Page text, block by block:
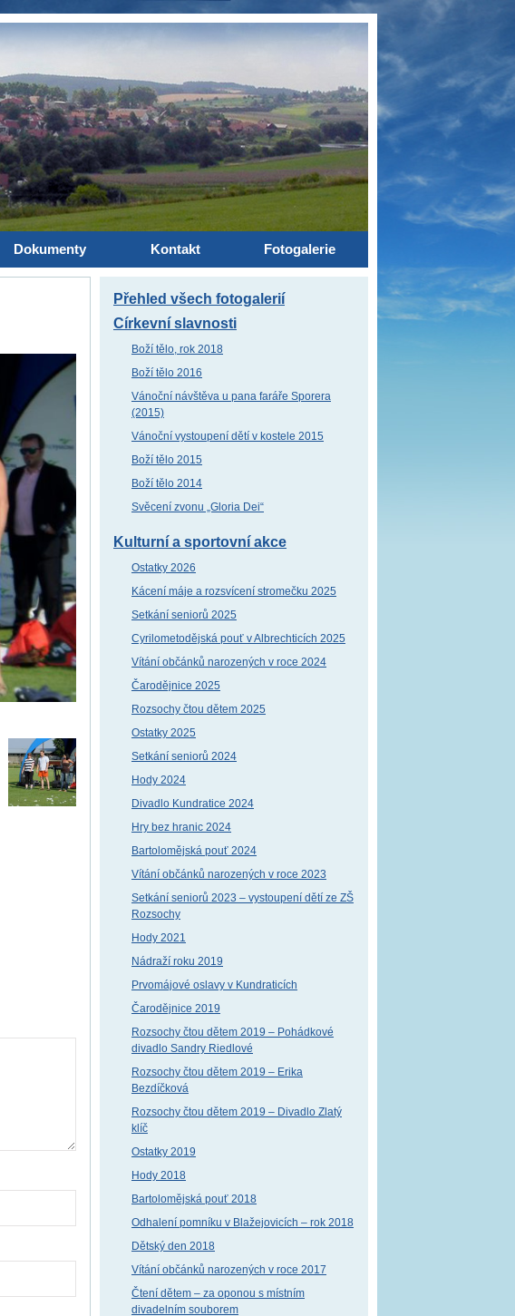
Dokumenty Kontakt Fotogalerie
Přehled všech fotogalerií
Církevní slavnosti
Boží tělo, rok 2018
Boží tělo 2016
Vánoční návštěva u pana faráře Sporera
(2015)
Vánoční vystoupení dětí v kostele 2015
Boží tělo 2015
Boží tělo 2014
Svěcení zvonu „Gloria Dei“
Kulturní a sportovní akce
Ostatky 2026
Kácení máje a rozsvícení stromečku 2025
Setkání seniorů 2025
Cyrilometodějská pouť v Albrechticích 2025
Vítání občánků narozených v roce 2024
Čarodějnice 2025
Rozsochy čtou dětem 2025
Ostatky 2025
Setkání seniorů 2024
Hody 2024
Divadlo Kundratice 2024
Hry bez hranic 2024
Bartolomějská pouť 2024
Vítání občánků narozených v roce 2023
Setkání seniorů 2023 – vystoupení dětí ze ZŠ
Rozsochy
Hody 2021
Nádraží roku 2019
Prvomájové oslavy v Kundraticích
Čarodějnice 2019
Rozsochy čtou dětem 2019 – Pohádkové
divadlo Sandry Riedlové
Rozsochy čtou dětem 2019 – Erika
Bezdíčková
Rozsochy čtou dětem 2019 – Divadlo Zlatý
klíč
Ostatky 2019
Hody 2018
Bartolomějská pouť 2018
Odhalení pomníku v Blažejovicích – rok 2018
Dětský den 2018
Vítání občánků narozených v roce 2017
Čtení dětem – za oponou s místním
divadelním souborem